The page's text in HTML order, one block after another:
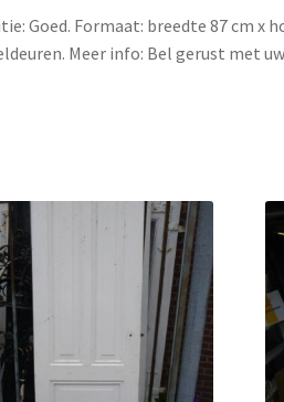
Goed. Formaat: breedte 87 cm x
Meer info: Bel gerust met